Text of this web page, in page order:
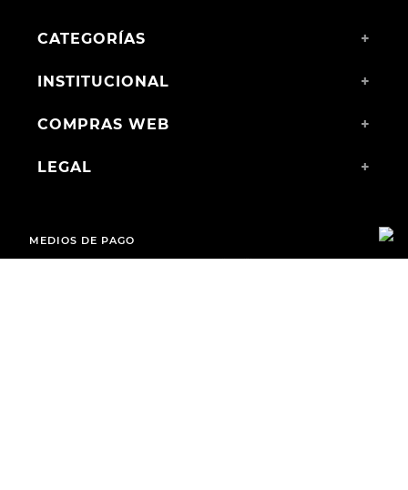
CATEGORÍAS +
INSTITUCIONAL +
COMPRAS WEB +
LEGAL +
MEDIOS DE PAGO